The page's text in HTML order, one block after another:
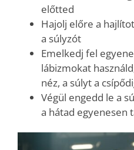
előtted
Hajolj előre a
a súlyzót
Emelkedj fel
lábizmokat
néz, a súlyt a
Végül engedd le a
a hátad egyenesen